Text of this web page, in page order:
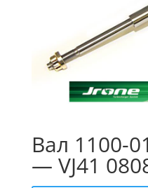
Вал 1100-
— VJ41